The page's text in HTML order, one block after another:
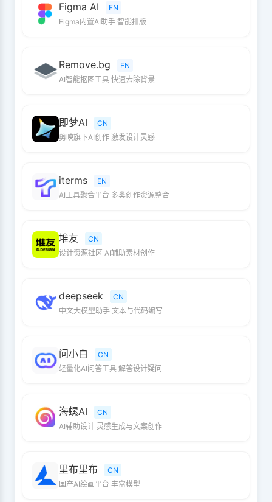
Figma AI
EN
Figma内置AI助手 智能排版
Remove.bg
EN
AI智能抠图工具 快速去除背景
即梦AI
CN
剪映旗下AI创作 激发设计灵感
iterms
EN
AI工具聚合平台 多类创作资源整合
堆友
CN
设计资源社区 AI辅助素材创作
deepseek
CN
中文大模型助手 文本与代码编写
问小白
CN
轻量化AI问答工具 解答设计疑问
海螺AI
CN
AI辅助设计 灵感生成与文案创作
里布里布
CN
国产AI绘画平台 丰富模型